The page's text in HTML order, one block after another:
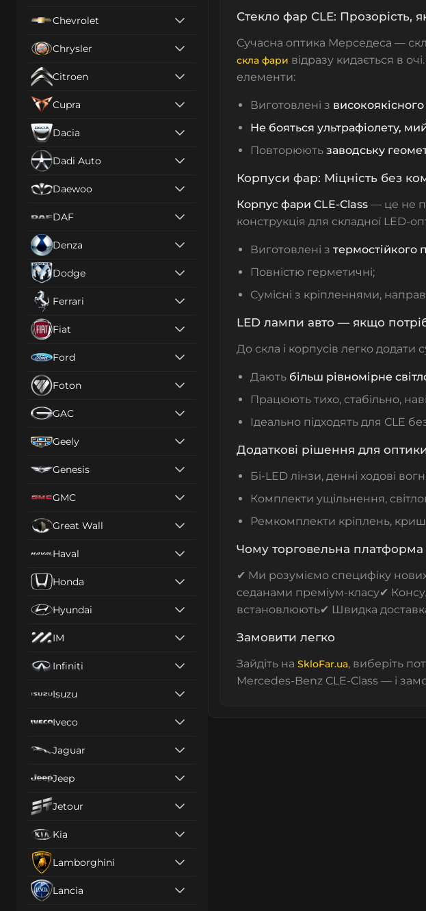
Chevrolet
Chrysler
Citroen
Cupra
Dacia
Dadi Auto
Daewoo
DAF
Denza
Dodge
Ferrari
Fiat
Ford
Foton
GAC
Geely
Genesis
GMC
Great Wall
Haval
Honda
Hyundai
IM
Infiniti
Isuzu
Iveco
Jaguar
Jeep
Jetour
Kia
Lamborghini
Lancia
Стекло фар CLE: Прозорість,
Сучасна оптика Мерседеса —
скла фари відразу кидається в
елементи:
Виготовлені з
Не бояться ультрафіолету,
Повторюють заводську
Корпуси фар: Міцність без
Корпус фари CLE-Class — це не
конструкція для складної LED-
Виготовлені з термостійкого
Повністю герметичні;
Сумісні з кріпленнями,
LED лампи авто — якщо
До скла і корпусів легко
Дають більш рівномірне
Працюють тихо, стабільно,
Ідеально підходять для CLE
Додаткові рішення для
Бі-LED лінзи, денні ходові
Комплекти ущільнення,
Ремкомплекти кріплень,
Чому торговельна платформа
✔ Ми розуміємо специфіку
седанами преміум-класу✔
встановлюють✔ Швидка
Замовити легко
Зайдіть на SkloFar.ua, виберіть
Mercedes-Benz CLE-Class — і